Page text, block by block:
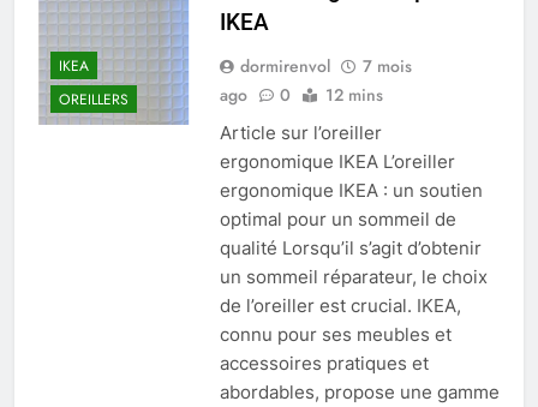
IKEA
OREILLERS
IKEA
dormirenvol
7 mois
ago
0 12 mins
Article sur l’oreiller
ergonomique IKEA L’oreiller
ergonomique IKEA : un soutien
optimal pour un sommeil de
qualité Lorsqu’il s’agit d’obtenir
un sommeil réparateur, le choix
de l’oreiller est crucial. IKEA,
connu pour ses meubles et
accessoires pratiques et
abordables, propose une gamme